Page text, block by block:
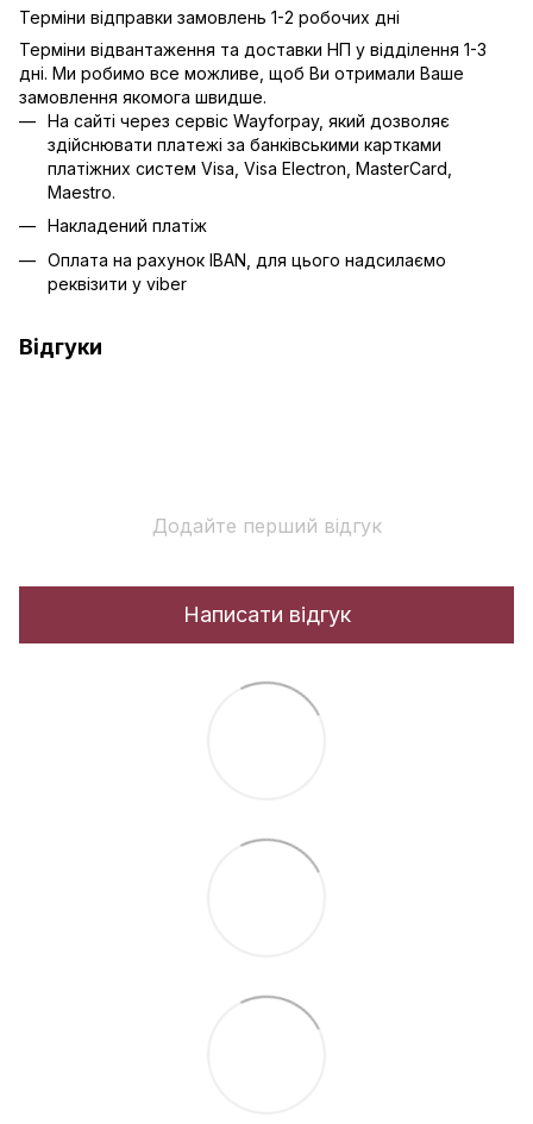
Терміни відправки замовлень 1-2 робочих дні
Терміни відвантаження та доставки НП у відділення 1-3
дні. Ми робимо все можливе, щоб Ви отримали Ваше
замовлення якомога швидше.
На сайті через сервіс Wayforpay, який дозволяє
здійснювати платежі за банківськими картками
платіжних систем Visa, Visa Electron, MasterCard,
Maestro.
Накладений платіж
Оплата на рахунок IBAN, для цього надсилаємо
реквізити у viber
Відгуки
Додайте перший відгук
Написати відгук